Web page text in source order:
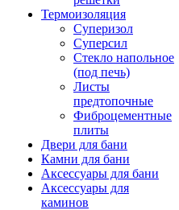
Термоизоляция
Суперизол
Суперсил
Стекло напольное
(под печь)
Листы
предтопочные
Фиброцементные
плиты
Двери для бани
Камни для бани
Аксессуары для бани
Аксессуары для
каминов